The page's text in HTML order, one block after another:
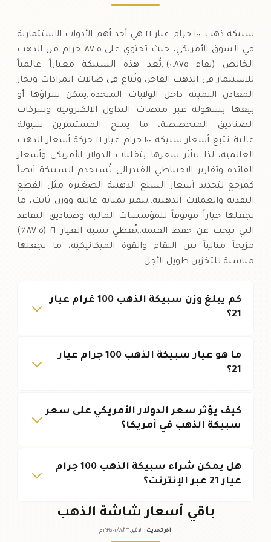
سبيكة ذهب ١٠٠ جرام عيار ٢١ هي أحد أهم الأدوات الاستثمارية
في السوق الأمريكي، حيث تحتوي على ٨٧.٥ جرام من الذهب
الخالص (نقاء ٠.٨٧٥).,تُعد هذه السبيكة معياراً عالمياً
للاستثمار في الذهب الفاخر، وتُباع في صالات المزادات وتجار
المعادن الثمينة داخل الولايات المتحدة.,يمكن شراؤها أو
بيعها بسهولة عبر منصات التداول الإلكترونية وشركات
الصناديق المتخصصة، ما يمنح المستثمرين سيولة
عالية.,تتبع أسعار سبيكة ١٠٠ جرام عيار ٢١ حركة أسعار الذهب
العالمية، لذا يتأثر سعرها بتقلبات الدولار الأمريكي وأسعار
الفائدة وتقارير الاحتياطي الفيدرالي.,تُستخدم السبيكة أيضاً
كمرجع لتحديد أسعار السلع الذهبية الصغيرة مثل القطع
النقدية والعملات الذهبية.,تتميز بمتانة عالية ووزن ثابت، ما
يجعلها خياراً موثوقاً للمؤسسات المالية وصناديق التقاعد
التي تبحث عن حفظ القيمة.,تُعطي نسبة العيار ٢١ (٨٧.٥٪)
مزيجاً مثالياً بين النقاء والقوة الميكانيكية، ما يجعلها
مناسبة للتخزين طويل الأجل.
كم يبلغ وزن سبيكة الذهب 100 غرام عيار
21؟
ما هو عيار سبيكة الذهب 100 جرام عيار
21؟
كيف يؤثر سعر الدولار الأمريكي على سعر
سبيكة الذهب في أمريكا؟
هل يمكن شراء سبيكة الذهب 100 جرام
عيار 21 عبر الإنترنت؟
باقي أسعار شاشة الذهب
آخر تحديث : الاثنين ١٠ /٠٨/٢٠٢٦ - ١٢:٣٥ م